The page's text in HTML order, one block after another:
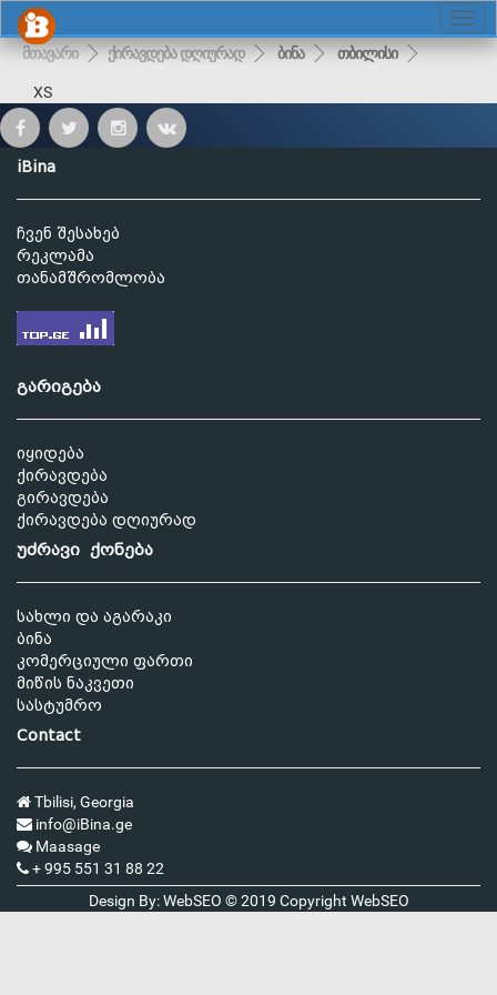
მთავარი ქირავდება დღიურად ბინა თბილისი
XS
iBina
ჩვენ შესახებ
რეკლამა
თანამშრომლობა
გარიგება
იყიდება
ქირავდება
გირავდება
ქირავდება დღიურად
უძრავი ქონება
სახლი და აგარაკი
ბინა
კომერციული ფართი
მიწის ნაკვეთი
სასტუმრო
Contact
Tbilisi, Georgia
info@iBina.ge
Maasage
+ 995 551 31 88 22
Design By: WebSEO © 2019 Copyright WebSEO